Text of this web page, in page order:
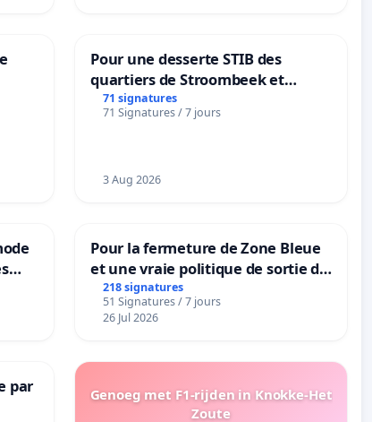
Pour une desserte STIB des
quartiers de Stroombeek et
Beauval - Voor een MIVB-
bediening van de wijken
71 signatures
71 Signatures / 7 jours
3 Aug 2026
Pour la fermeture de Zone Bleue
et une vraie politique de sortie de
la dépendance
218 signatures
51 Signatures / 7 jours
26 Jul 2026
par
Genoeg met F1-rijden in Knokke-Het
Zoute